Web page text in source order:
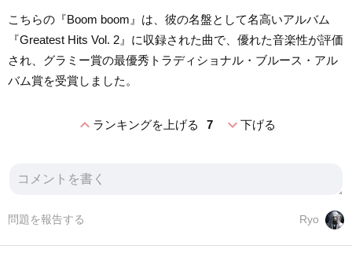
こちらの『Boom boom』は、彼の名盤として名高いアルバム
『Greatest Hits Vol. 2』に収録された曲で、優れた音楽性が評価
され、グラミー賞の最優秀トラディショナル・ブルース・アル
バム賞を受賞しました。
expand_lessランキングを上げる 7 expand_more下げる
Ryo
問題を報告する